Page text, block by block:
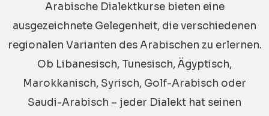
Arabische Dialektkurse bieten eine
ausgezeichnete Gelegenheit, die verschiedenen
regionalen Varianten des Arabischen zu erlernen.
Ob Libanesisch, Tunesisch, Ägyptisch,
Marokkanisch, Syrisch, Golf-Arabisch oder
Saudi-Arabisch – jeder Dialekt hat seinen